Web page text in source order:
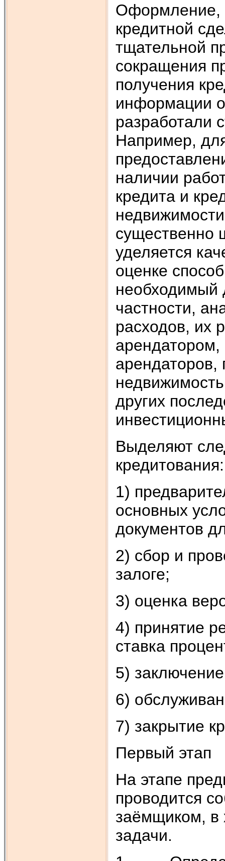
Оформление,
кредитной
тщательной
сокращения
получения
информации
разработали
Например,
наличии
кредита и
существенно
уделяется
оценке
необходимый
частности,
расходов, их
арендатором,
других
Выделяют
кредитования:
1)
основных
документов
2) сбор и
залоге;
3) оценка
4) принятие
ставка
5)
6)
7) закрытие
Первый этап
На этапе
проводится
заёмщиком, в
задачи.